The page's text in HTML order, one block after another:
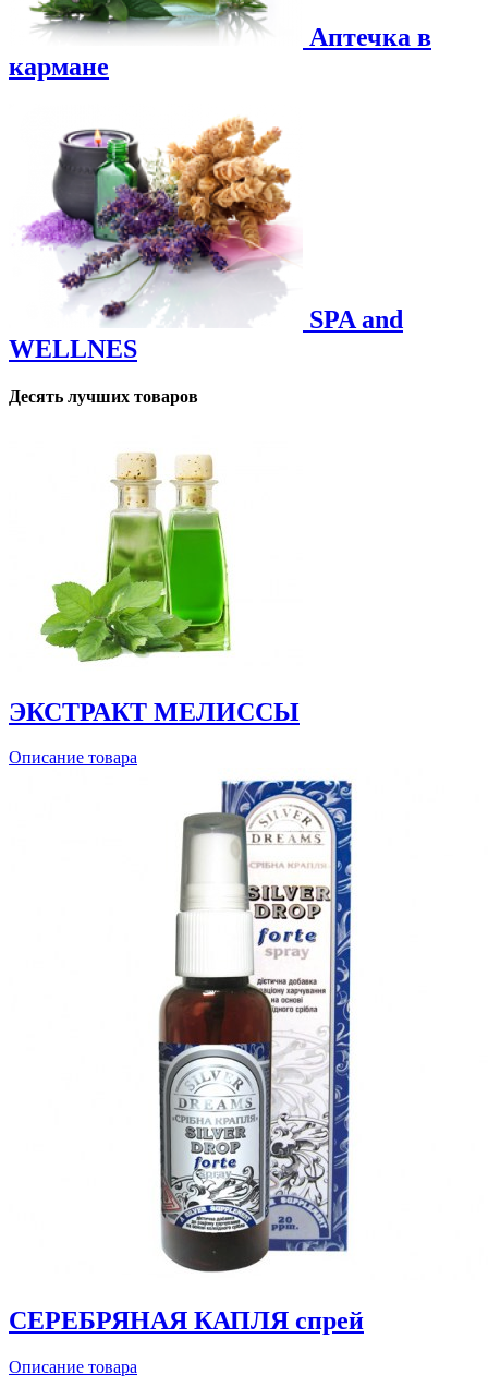
Аптечка в
кармане
SPA and
WELLNES
Десять лучших товаров
ЭКСТРАКТ МЕЛИССЫ
Описание товара
СЕРЕБРЯНАЯ КАПЛЯ спрей
Описание товара